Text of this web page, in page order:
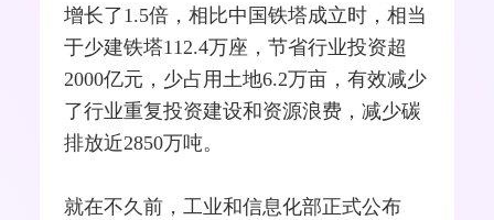
增长了1.5倍，相比中国铁塔成立时，相当
于少建铁塔112.4万座，节省行业投资超
2000亿元，少占用土地6.2万亩，有效减少
了行业重复投资建设和资源浪费，减少碳
排放近2850万吨。
就在不久前，工业和信息化部正式公布